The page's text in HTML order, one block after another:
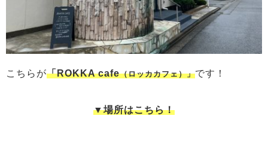
こちらが「ROKKA cafe（ロッカカフェ）」です！
▼場所はこちら！